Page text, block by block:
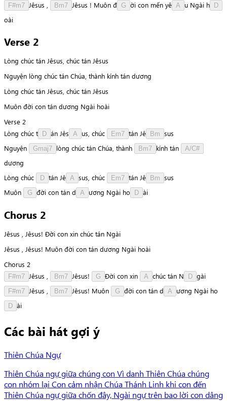
F#m7 Jêsus Bm7 Jêsus ! Muôn đ G ời con mến yê A u Ngài h D
oài
Verse 2
Lòng chúc tán Jêsus, chúc tán Jêsus
Nguyện lòng chúc tán Chúa, thành kính tán dương
Lòng chúc tán Jêsus, chúc tán Jêsus
Muôn đời con tán dương Ngài hoài
Verse 2
Lòng chúc t D án Jês A us, chúc Em7 tán Jê Bm sus
Nguyện
Gmaj7 lòng chúc tán Chúa, thành Bm7 kính tán A/C#
dương
Lòng chúc D tán Jê A sus, chúc Em7 tán Jê Bm sus
Muôn
G đời con tán d A ương Ngài ho D ài
Chorus 2
Jêsus , Jêsus! Đời con xin chúc tán Ngài
Jêsus , Jêsus! Muôn đời con tán dương Ngài hoài
Chorus 2
F#m7 Jêsus Bm7 Jêsus! G Đời con xin A chúc tán N D gài
F#m7 Jêsus Bm7 Jêsus! Muôn G đời con tán d A ương Ngài ho
D ài
Các bài hát gợi ý
Thiên Chúa Ngự
Thiên Chúa ngự giữa chúng con Vì danh Thiên Chúa chúng
con nhóm lại Con cảm nhận Chúa Thánh Linh khi con đến
Thiên Chúa ngự giữa chốn đây, Ngài ngự trên bao lời con dâng